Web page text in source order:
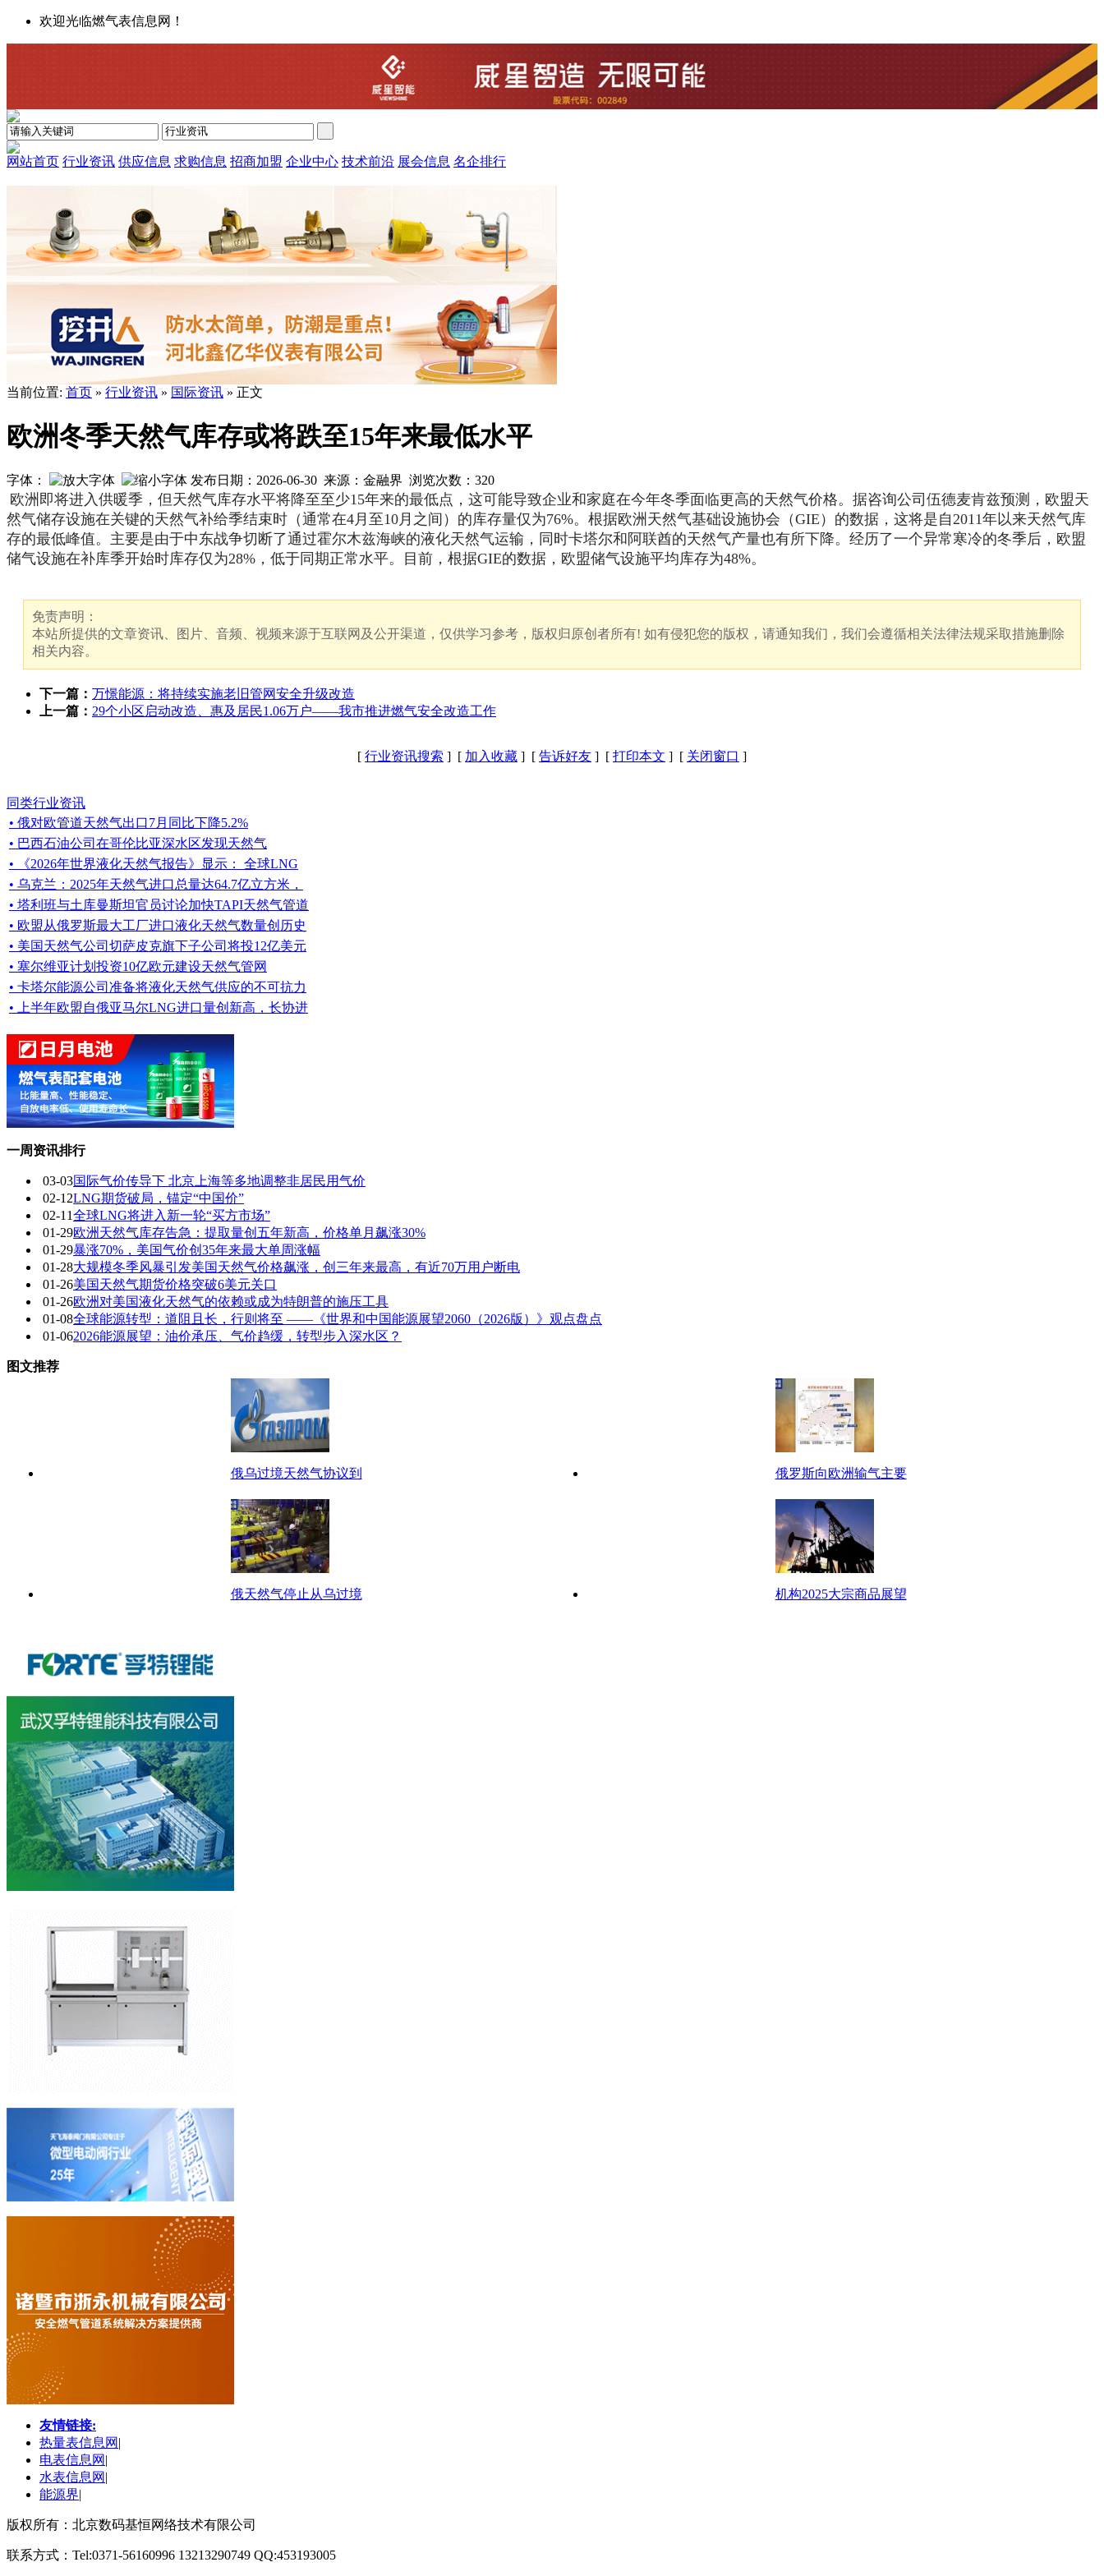
欢迎光临燃气表信息网！
网站首页 行业资讯 供应信息 求购信息 招商加盟 企业中心 技术前沿 展会信息 名企排行
当前位置: 首页 » 行业资讯 » 国际资讯 » 正文
欧洲冬季天然气库存或将跌至15年来最低水平
字体： 发布日期：2026-06-30 来源：金融界 浏览次数： 320
欧洲即将进入供暖季，但天然气库存水平将降至至少15年来的最低点，这可能导致企业和家庭在今年冬季面临更高的天然气价格。据咨询公司伍德麦肯兹预测，欧盟天
然气储存设施在关键的天然气补给季结束时（通常在4月至10月之间）的库存量仅为76%。根据欧洲天然气基础设施协会（GIE）的数据，这将是自2011年以来天然气库
存的最低峰值。主要是由于中东战争切断了通过霍尔木兹海峡的液化天然气运输，同时卡塔尔和阿联酋的天然气产量也有所下降。经历了一个异常寒冷的冬季后，欧盟
储气设施在补库季开始时库存仅为28%，低于同期正常水平。目前，根据GIE的数据，欧盟储气设施平均库存为48%。
免责声明：
本站所提供的文章资讯、图片、音频、视频来源于互联网及公开渠道，仅供学习参考，版权归原创者所有! 如有侵犯您的版权，请通知我们，我们会遵循相关法律法规采取措施删除
相关内容。
下一篇： 万憬能源：将持续实施老旧管网安全升级改造
上一篇： 29个小区启动改造、惠及居民1.06万户——我市推进燃气安全改造工作
[ 行业资讯搜索 ] [ 加入收藏 ] [ 告诉好友 ] [ 打印本文 ] [ 关闭窗口 ]
同类行业资讯
• 俄对欧管道天然气出口7月同比下降5.2%
• 巴西石油公司在哥伦比亚深水区发现天然气
• 《2026年世界液化天然气报告》显示： 全球LNG
• 乌克兰：2025年天然气进口总量达64.7亿立方米，
• 塔利班与土库曼斯坦官员讨论加快TAPI天然气管道
• 欧盟从俄罗斯最大工厂进口液化天然气数量创历史
• 美国天然气公司切萨皮克旗下子公司将投12亿美元
• 塞尔维亚计划投资10亿欧元建设天然气管网
• 卡塔尔能源公司准备将液化天然气供应的不可抗力
• 上半年欧盟自俄亚马尔LNG进口量创新高，长协进
一周资讯排行
03-03国际气价传导下 北京上海等多地调整非居民用气价
02-12LNG期货破局，锚定“中国价”
02-11全球LNG将进入新一轮“买方市场”
01-29欧洲天然气库存告急：提取量创五年新高，价格单月飙涨30%
01-29暴涨70%，美国气价创35年来最大单周涨幅
01-28大规模冬季风暴引发美国天然气价格飙涨，创三年来最高，有近70万用户断电
01-26美国天然气期货价格突破6美元关口
01-26欧洲对美国液化天然气的依赖或成为特朗普的施压工具
01-08全球能源转型：道阻且长，行则将至 ——《世界和中国能源展望2060（2026版）》观点盘点
01-062026能源展望：油价承压、气价趋缓，转型步入深水区？
图文推荐
俄乌过境天然气协议到 俄罗斯向欧洲输气主要
俄天然气停止从乌过境 机构2025大宗商品展望
友情链接:
热量表信息网 |
电表信息网 |
水表信息网 |
能源界|
版权所有：北京数码基恒网络技术有限公司
联系方式：Tel:0371-56160996 13213290749 QQ:453193005